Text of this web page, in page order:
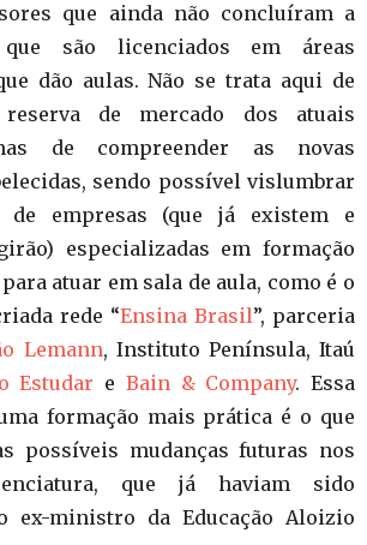
que ainda não concluíram a
são licenciados em áreas
dão aulas. Não se trata aqui de
de mercado dos atuais
de compreender as novas
sendo possível vislumbrar
de empresas (que já existem e
especializadas em formação
atuar em sala de aula, como é o
rede “Ensina Brasil”, parceria
Lemann, Instituto Península, Itaú
Estudar e Bain & Company. Essa
formação mais prática é o que
possíveis mudanças futuras nos
que já haviam sido
ex-ministro da Educação Aloizio